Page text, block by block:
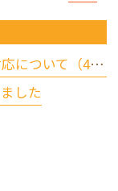
とむ歯科での新型コロナウイルスの対応について（4/17更新）
した